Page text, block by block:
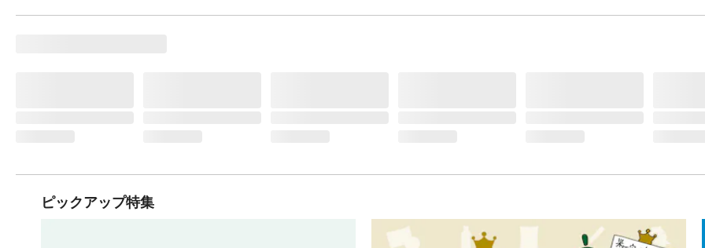
ピックアップ特集